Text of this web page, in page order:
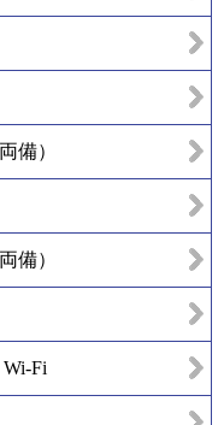
備）
備）
Fi